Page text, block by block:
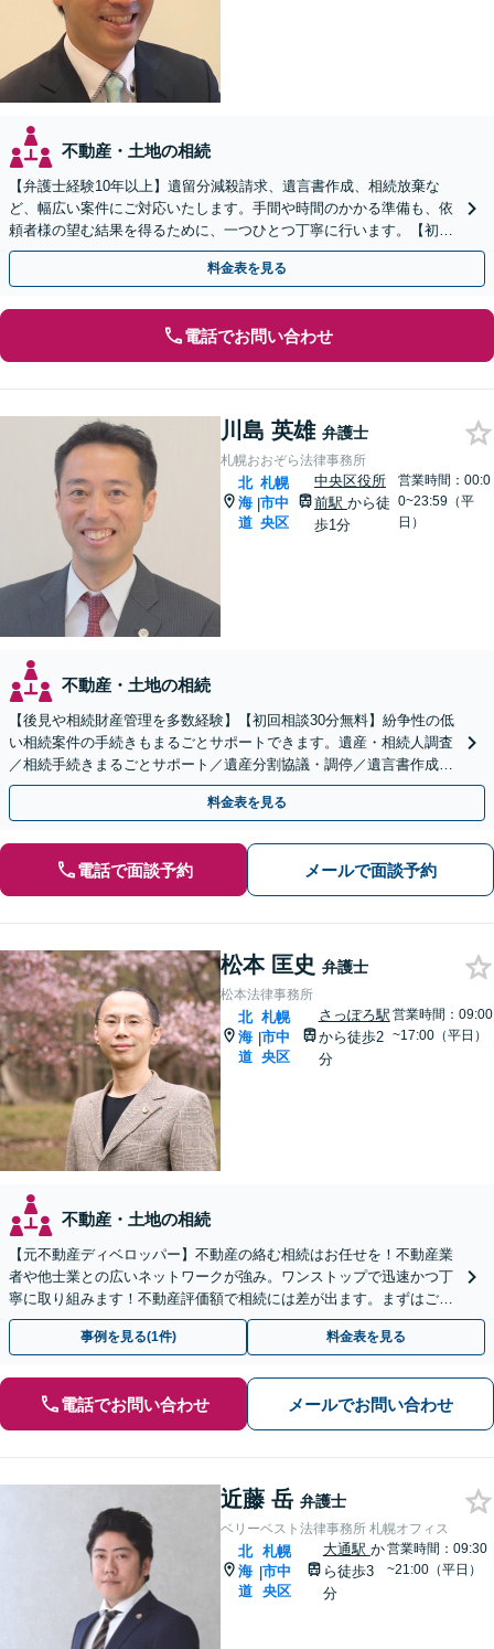
不動産・土地の相続
【弁護士経験10年以上】遺留分減殺請求、遺言書作成、相続放棄な
ど、幅広い案件にご対応いたします。手間や時間のかかる準備も、依
頼者様の望む結果を得るために、一つひとつ丁寧に行います。【初回
相談無料】【分割払い対応】
料金表を見る
電話でお問い合わせ
川島 英雄 弁護士
札幌おおぞら法律事務所
北
海
道
|
札幌
市中
央区
中央区役所
前駅 から徒
歩1分
営業時間：00:0
0~23:59（平
日）
不動産・土地の相続
【後見や相続財産管理を多数経験】【初回相談30分無料】紛争性の低
い相続案件の手続きもまるごとサポートできます。遺産・相続人調査
／相続手続きまるごとサポート／遺産分割協議・調停／遺言書作成な
ど、解決実績多数あり。【西11丁目駅2分】
料金表を見る
電話で面談予約 メールで面談予約
松本 匡史 弁護士
松本法律事務所
北
海
道
|
札幌
市中
央区
さっぽろ駅
から徒歩2
分
営業時間：09:00
~17:00（平日）
不動産・土地の相続
【元不動産ディベロッパー】不動産の絡む相続はお任せを！不動産業
者や他士業との広いネットワークが強み。ワンストップで迅速かつ丁
寧に取り組みます！不動産評価額で相続には差が出ます。まずはご相
談ください【出張｜オンライン相談可】【休日夜間面談可】
事例を見る(1件) 料金表を見る
電話でお問い合わせ メールでお問い合わせ
近藤 岳 弁護士
ベリーベスト法律事務所 札幌オフィス
北
海
道
|
札幌
市中
央区
大通駅 か
ら徒歩3
分
営業時間：09:30
~21:00（平日）